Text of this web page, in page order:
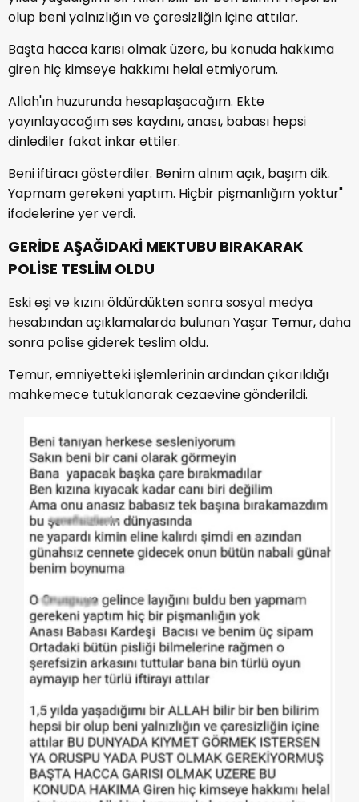
olup beni yalnızlığın ve çaresizliğin içine attılar.
Başta hacca karısı olmak üzere, bu konuda hakkıma
giren hiç kimseye hakkımı helal etmiyorum.
Allah'ın huzurunda hesaplaşacağım. Ekte
yayınlayacağım ses kaydını, anası, babası hepsi
dinlediler fakat inkar ettiler.
Beni iftiracı gösterdiler. Benim alnım açık, başım dik.
Yapmam gerekeni yaptım. Hiçbir pişmanlığım yoktur"
ifadelerine yer verdi.
GERİDE AŞAĞIDAKİ MEKTUBU BIRAKARAK
POLİSE TESLİM OLDU
Eski eşi ve kızını öldürdükten sonra sosyal medya
hesabından açıklamalarda bulunan Yaşar Temur, daha
sonra polise giderek teslim oldu.
Temur, emniyetteki işlemlerinin ardından çıkarıldığı
mahkemece tutuklanarak cezaevine gönderildi.